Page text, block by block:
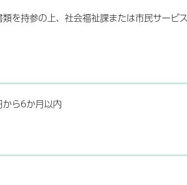
を持参の上、社会福祉課または市民サービ
ら6か月以内